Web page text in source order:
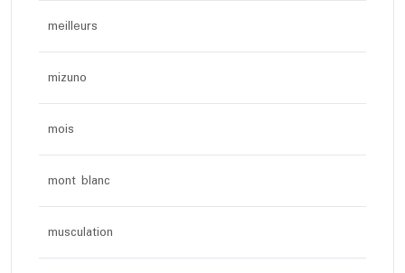
meilleurs
mizuno
mois
mont blanc
musculation